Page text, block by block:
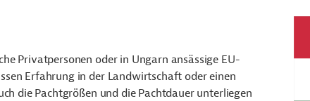
Privatpersonen oder in Ungarn ansässige EU-
Erfahrung in der Landwirtschaft oder einen
die Pachtgrößen und die Pachtdauer unterliegen